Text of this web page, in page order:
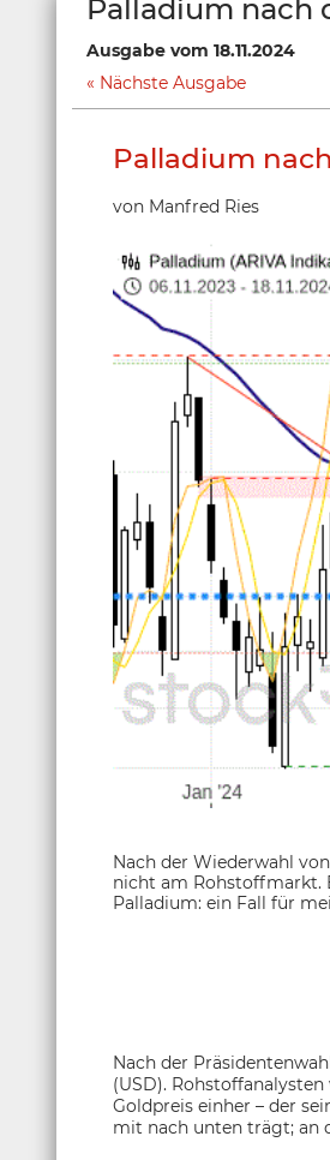
Palladium nach
Ausgabe vom 18.11.2024
Nächste Ausgabe
Palladium
von Manfred Ries
Nach der Wiederwahl
nicht am Rohstoffmarkt.
Palladium: ein Fall für
Nach der
(USD).
Goldpreis einher – der
mit nach unten trägt; an